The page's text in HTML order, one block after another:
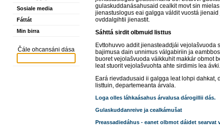
Sosiale media
Fáttát
Min birra
Čále ohcansáni dása
gulaskuddanásahusaid cealkit movt sin
jienastuslogus eai galgga váldit vuostá
ovddalgihtii jienastit.
Sáhttá sirdit olbmuid listtus
Evttohuvvo addit jienasteaddjái vejolašvuoda
bajimusa dain unnimus válgabiriin ja
buoret vejolašvuoda váikkuhit makkár obmot
leat stuorit vejolašvuohta ahte sirdimis lea ávki.
Eará rievdadusaid ii galgga leat lohpi
listtuin, departemeanta árvala.
Loga olles láhkaásahus árvalusa dárogillii dás.
Gulaskuddanreive ja cealkámušat
Preassadiedáhus - eanet olbmot dáidet searvat